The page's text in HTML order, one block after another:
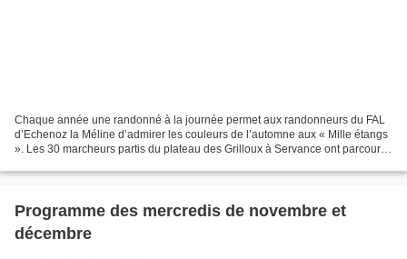
Chaque année une randonné à la journée permet aux randonneurs du FAL
d’Echenoz la Méline d’admirer les couleurs de l’automne aux « Mille étangs
». Les 30 marcheurs partis du plateau des Grilloux à Servance ont parcouru
Programme des mercredis de novembre et
décembre